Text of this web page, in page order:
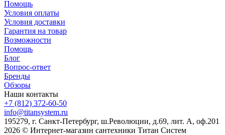
Помощь
Условия оплаты
Условия доставки
Гарантия на товар
Возможности
Помощь
Блог
Вопрос-ответ
Бренды
Обзоры
Наши контакты
+7 (812) 372-60-50
info@titansystem.ru
195279, г. Санкт-Петербург, ш.Революции, д.69, лит. А, оф.201
2026 © Интернет-магазин сантехники Титан Систем